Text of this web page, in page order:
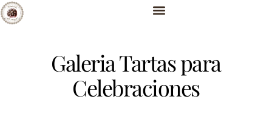
Galeria Tartas para
Celebraciones